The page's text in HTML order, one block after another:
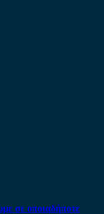
σε οποιαδήποτε